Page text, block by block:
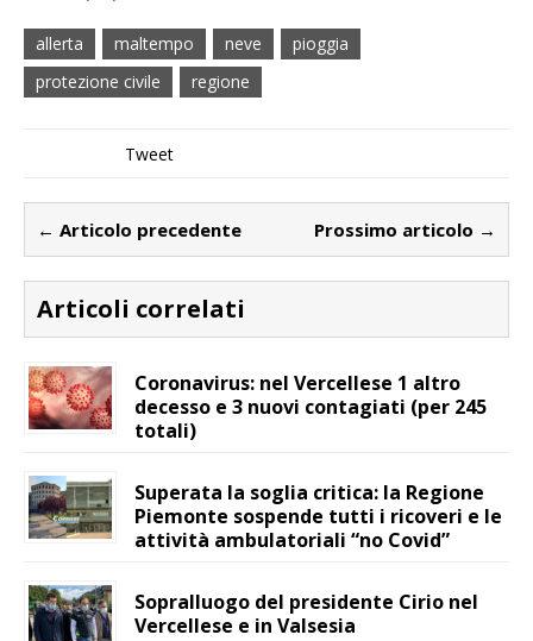
allerta maltempo neve
pioggia
protezione civile
regione
Tweet
← Articolo precedente Prossimo articolo →
Articoli correlati
Coronavirus: nel Vercellese 1 altro
decesso e 3 nuovi contagiati (per 245
totali)
Superata la soglia critica: la Regione
Piemonte sospende tutti i ricoveri e le
attività ambulatoriali “no Covid”
Sopralluogo del presidente Cirio nel
Vercellese e in Valsesia